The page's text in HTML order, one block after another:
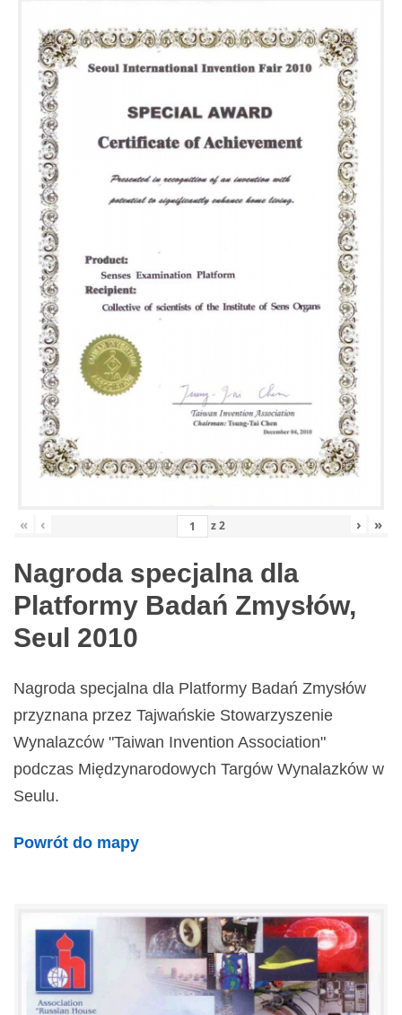
« ‹ z2 › »
Nagroda specjalna dla
Platformy Badań Zmysłów,
Seul 2010
Nagroda specjalna dla Platformy Badań Zmysłów
przyznana przez Tajwańskie Stowarzyszenie
Wynalazców "Taiwan Invention Association"
podczas Międzynarodowych Targów Wynalazków w
Seulu.
Powrót do mapy